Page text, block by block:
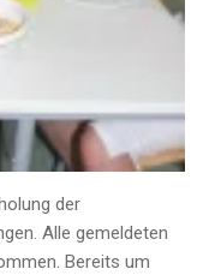
der
Alle gemeldeten
Bereits um